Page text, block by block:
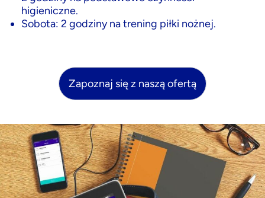
higieniczne.
Sobota: 2 godziny na trening piłki nożnej.